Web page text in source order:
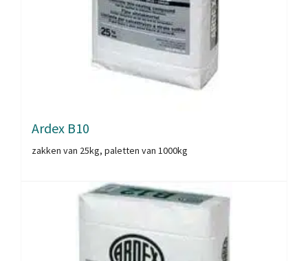
Ardex B10
zakken van 25kg, paletten van 1000kg